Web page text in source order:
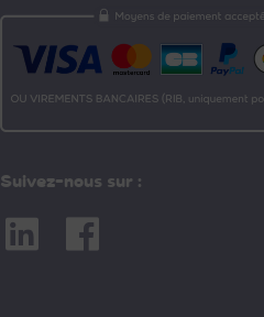
Suivez-nous sur :
Linkedin Facebook